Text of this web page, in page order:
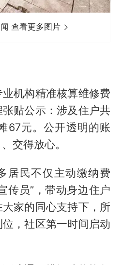
查看更多图片
机构精准核算维修费
贴公示：涉及住户共
67元。公开透明的账
交得放心。
居民不仅主动缴纳费
传员”，带动身边住户
家的同心支持下，所
，社区第一时间启动